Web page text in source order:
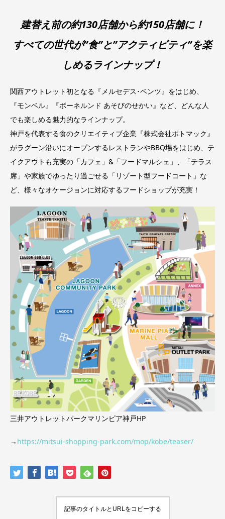
建替え前の約130店舗から約150店舗に！
すべての世代が”食”と”アクティビティ”を楽
しめるラインナップ！
関西アウトレット初となる『メルセデス･ベンツ』をはじめ、
『モンベル』『ボーネルンド あそびのせかい』など、どんな人
でも楽しめる魅力的なラインナップ。
神戸を代表する食のクリエイティブ企業『株式会社ポトマック』
がラグーン沿いにオープンするレストランやBBQ場をはじめ、テ
イクアウトも充実の「カフェ」&「フードマルシェ」、「テラス
席」や家族でゆったり過ごせる「リゾート型フードコート」な
ど、様々なオケージョンに対応するフードショップが充実！
三井アウトレットパークマリンピア神戸HP
→ https://mitsui-shopping-park.com/mop/kobe/teaser/
記事のタイトルとURLをコピーする